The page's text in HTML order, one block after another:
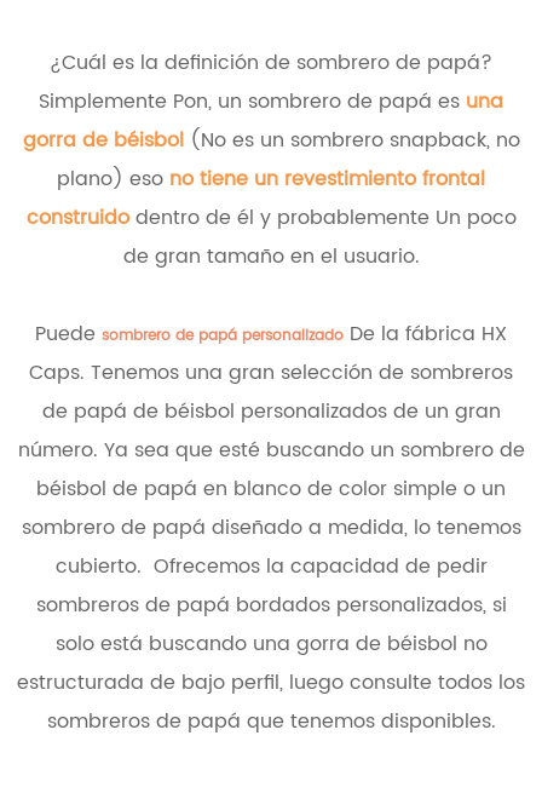
¿Cuál es la definición de sombrero de papá?
Simplemente Pon, un sombrero de papá es una
gorra de béisbol(No es un sombrero snapback, no
plano) eso no tiene un revestimiento frontal
construidodentro de él y probablemente Un poco
de gran tamaño en el usuario.
Puede sombrero de papá personalizado De la fábrica HX
Caps. Tenemos una gran selección de sombreros
de papá de béisbol personalizados de un gran
número. Ya sea que esté buscando un sombrero de
béisbol de papá en blanco de color simple o un
sombrero de papá diseñado a medida, lo tenemos
cubierto. Ofrecemos la capacidad de pedir
sombreros de papá bordados personalizados, si
solo está buscando una gorra de béisbol no
estructurada de bajo perfil, luego consulte todos los
sombreros de papá que tenemos disponibles.